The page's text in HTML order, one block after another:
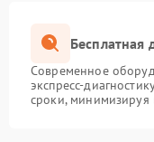
Бесплатная
Современное
экспресс-
сроки, минимизируя